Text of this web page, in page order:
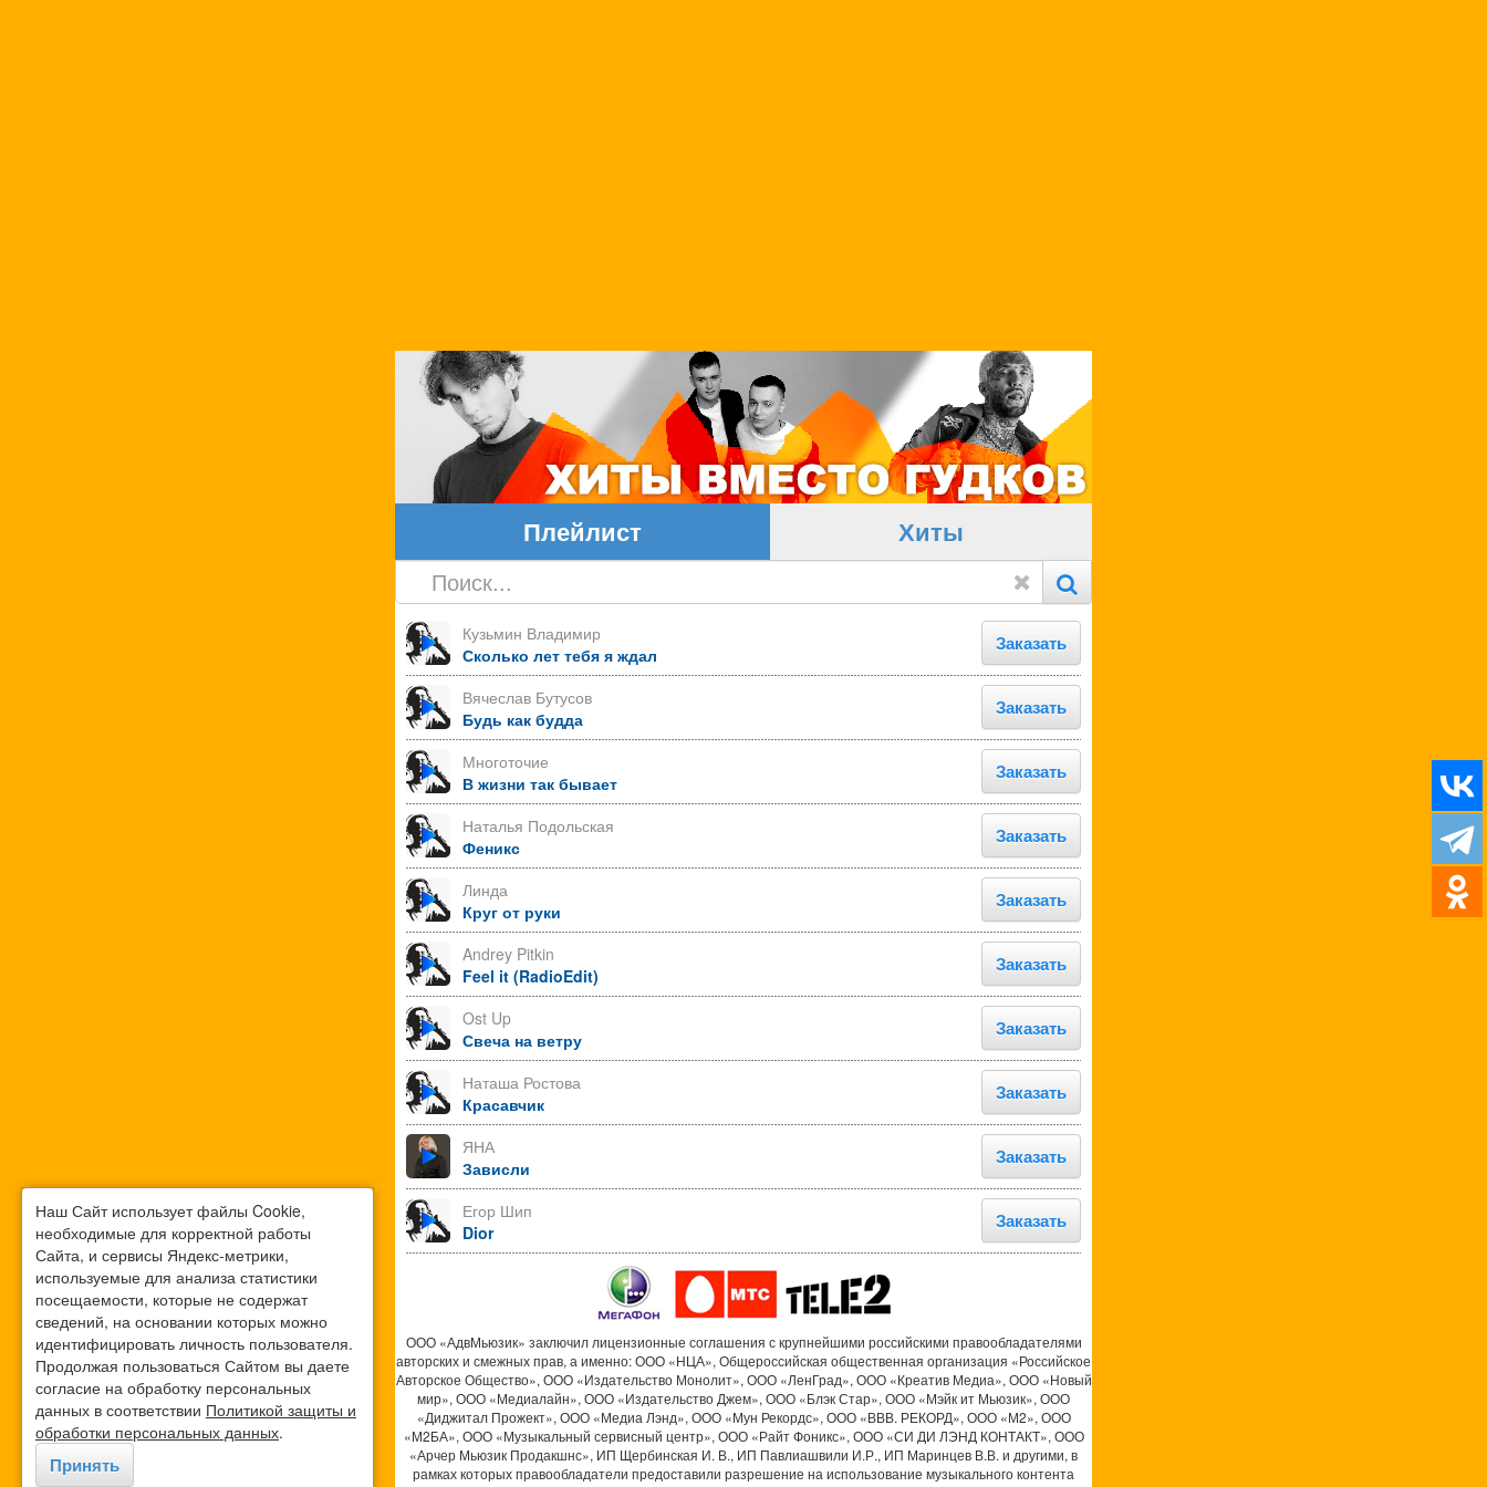
Плейлист Хиты
Кузьмин Владимир
Сколько лет тебя я ждал
Заказать
Вячеслав Бутусов
Будь как будда
Заказать
Многоточие
В жизни так бывает
Заказать
Наталья Подольская
Феникс
Заказать
Линда
Круг от руки
Заказать
Andrey Pitkin
Feel it (RadioEdit)
Заказать
Ost Up
Свеча на ветру
Заказать
Наташа Ростова
Красавчик
Заказать
ЯНА
Зависли
Заказать
Егор Шип
Dior
Заказать
ООО «АдвМьюзик» заключил лицензионные соглашения с крупнейшими российскими правообладателями
авторских и смежных прав, а именно: ООО «НЦА», Общероссийская общественная организация «Российское
Авторское Общество», ООО «Издательство Монолит», ООО «ЛенГрад», ООО «Креатив Медиа», ООО «Новый
мир», ООО «Медиалайн», ООО «Издательство Джем», ООО «Блэк Стар», ООО «Мэйк ит Мьюзик», ООО
«Диджитал Прожект», ООО «Медиа Лэнд», ООО «Мун Рекордс», ООО «ВВВ. РЕКОРД», ООО «М2», ООО
«М2БА», ООО «Музыкальный сервисный центр», ООО «Райт Фоникс», ООО «СИ ДИ ЛЭНД КОНТАКТ», ООО
«Арчер Мьюзик Продакшнс», ИП Щербинская И. В., ИП Павлиашвили И.Р., ИП Маринцев В.В. и другими, в
рамках которых правообладатели предоставили разрешение на использование музыкального контента
Наш Сайт использует файлы Cookie,
необходимые для корректной работы
Сайта, и сервисы Яндекс-метрики,
используемые для анализа статистики
посещаемости, которые не содержат
сведений, на основании которых можно
идентифицировать личность пользователя.
Продолжая пользоваться Сайтом вы даете
согласие на обработку персональных
данных в соответствии Политикой защиты и
обработки персональных данных.
Принять